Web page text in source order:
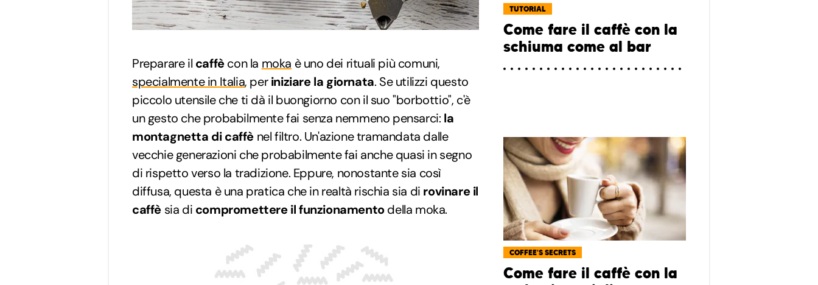
Preparare il caffècon la moka è uno dei rituali più comuni,
specialmente in Italia, periniziare la giornata. Se utilizzi questo
piccolo utensile che ti dà il buongiorno con il suo "borbottio", c'è
un gesto che probabilmente fai senza nemmeno pensarci: la
montagnetta di caffè nel filtro. Un'azione tramandata dalle
vecchie generazioni che probabilmente fai anche quasi in segno
di rispetto verso la tradizione. Eppure, nonostante sia così
diffusa, questa è una pratica che in realtà rischia sia di rovinare il
caffè sia di compromettere il funzionamentodella moka.
TUTORIAL
Come fare il caffè con la
schiuma come al bar
COFFEE'S SECRETS
Come fare il caffè con la